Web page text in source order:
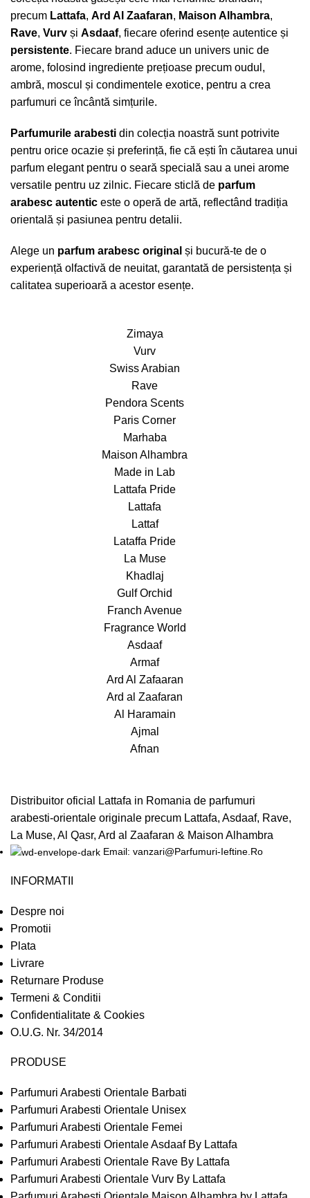
precum Lattafa, Ard Al Zaafaran, Maison Alhambra,
Rave, Vurv și Asdaaf, fiecare oferind esențe autentice și
persistente. Fiecare brand aduce un univers unic de
arome, folosind ingrediente prețioase precum oudul,
ambră, moscul și condimentele exotice, pentru a crea
parfumuri ce încântă simțurile.
Parfumurile arabesti din colecția noastră sunt potrivite
pentru orice ocazie și preferință, fie că ești în căutarea unui
parfum elegant pentru o seară specială sau a unei arome
versatile pentru uz zilnic. Fiecare sticlă de parfum
arabesc autentic este o operă de artă, reflectând tradiția
orientală și pasiunea pentru detalii.
Alege un parfum arabesc original și bucură-te de o
experiență olfactivă de neuitat, garantată de persistența și
calitatea superioară a acestor esențe.
Zimaya
Vurv
Swiss Arabian
Rave
Pendora Scents
Paris Corner
Marhaba
Maison Alhambra
Made in Lab
Lattafa Pride
Lattafa
Lattaf
Lataffa Pride
La Muse
Khadlaj
Gulf Orchid
Franch Avenue
Fragrance World
Asdaaf
Armaf
Ard Al Zafaaran
Ard al Zaafaran
Al Haramain
Ajmal
Afnan
Distribuitor oficial Lattafa in Romania de parfumuri
arabesti-orientale originale precum Lattafa, Asdaaf, Rave,
La Muse, Al Qasr, Ard al Zaafaran & Maison Alhambra
Email: vanzari@Parfumuri-Ieftine.Ro
INFORMATII
Despre noi
Promotii
Plata
Livrare
Returnare Produse
Termeni & Conditii
Confidentialitate & Cookies
O.U.G. Nr. 34/2014
PRODUSE
Parfumuri Arabesti Orientale Barbati
Parfumuri Arabesti Orientale Unisex
Parfumuri Arabesti Orientale Femei
Parfumuri Arabesti Orientale Asdaaf By Lattafa
Parfumuri Arabesti Orientale Rave By Lattafa
Parfumuri Arabesti Orientale Vurv By Lattafa